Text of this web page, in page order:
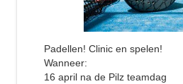
Padellen! Clinic en spelen!
Wanneer:
16 april na de Pilz teamdag